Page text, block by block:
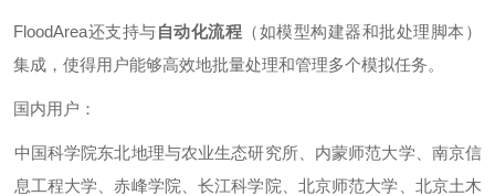
FloodArea还支持与自动化流程 （如模型构建器和批处理脚本）
集成，使得用户能够高效地批量处理和管理多个模拟任务。
国内用户：
中国科学院东北地理与农业生态研究所、内蒙师范大学、南京信
息工程大学、赤峰学院、长江科学院、北京师范大学、北京土木